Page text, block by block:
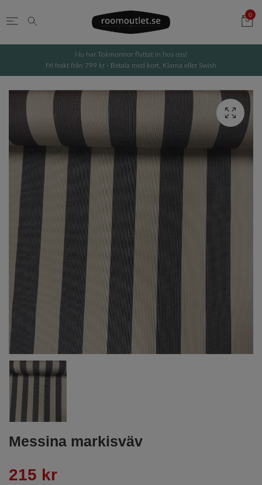
0
Nu har Tokmormor flyttat in hos oss!
Fri frakt från 799 kr - Betala med kort, Klarna eller Swish
Messina markisväv
215 kr